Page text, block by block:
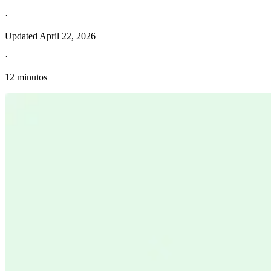
·
Updated April 22, 2026
·
12 minutos